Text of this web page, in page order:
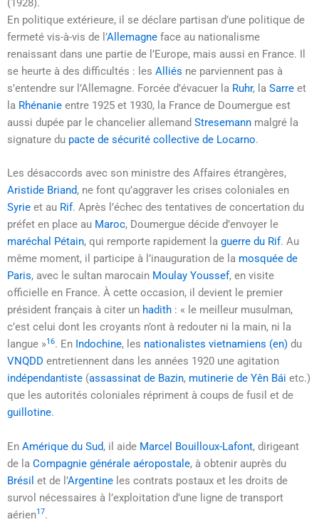
(1928).
En politique extérieure, il se déclare partisan d’une politique de
fermeté vis-à-vis de l’Allemagne face au nationalisme
renaissant dans une partie de l’Europe, mais aussi en France. Il
se heurte à des difficultés : les Alliés ne parviennent pas à
s’entendre sur l’Allemagne. Forcée d’évacuer la Ruhr, la Sarre et
la Rhénanie entre 1925 et 1930, la France de Doumergue est
aussi dupée par le chancelier allemand Stresemann malgré la
signature du pacte de sécurité collective de Locarno.
Les désaccords avec son ministre des Affaires étrangères,
Aristide Briand, ne font qu’aggraver les crises coloniales en
Syrie et au Rif. Après l’échec des tentatives de concertation du
préfet en place au Maroc, Doumergue décide d’envoyer le
maréchal Pétain, qui remporte rapidement la guerre du Rif. Au
même moment, il participe à l’inauguration de la mosquée de
Paris, avec le sultan marocain Moulay Youssef, en visite
officielle en France. À cette occasion, il devient le premier
président français à citer un hadith : « le meilleur musulman,
c’est celui dont les croyants n’ont à redouter ni la main, ni la
langue »16. En Indochine, les nationalistes vietnamiens (en) du
VNQDD entretiennent dans les années 1920 une agitation
indépendantiste (assassinat de Bazin, mutinerie de Yên Bái etc.)
que les autorités coloniales répriment à coups de fusil et de
guillotine.
En Amérique du Sud, il aide Marcel Bouilloux-Lafont, dirigeant
de la Compagnie générale aéropostale, à obtenir auprès du
Brésil et de l’Argentine les contrats postaux et les droits de
survol nécessaires à l’exploitation d’une ligne de transport
aérien17.